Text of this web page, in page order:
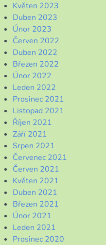
Květen 2023
Duben 2023
Únor 2023
Červen 2022
Duben 2022
Březen 2022
Únor 2022
Leden 2022
Prosinec 2021
Listopad 2021
Říjen 2021
Září 2021
Srpen 2021
Červenec 2021
Červen 2021
Květen 2021
Duben 2021
Březen 2021
Únor 2021
Leden 2021
Prosinec 2020